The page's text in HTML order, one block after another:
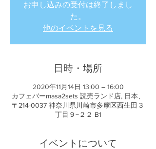
お申し込みの受付は終了しまし
た。
他のイベントを見る
日時・場所
2020年11月14日 13:00 – 16:00
カフェバーmasa2sets 読売ランド店, 日本、
〒214-0037 神奈川県川崎市多摩区西生田３
丁目９−２２ B1
イベントについて